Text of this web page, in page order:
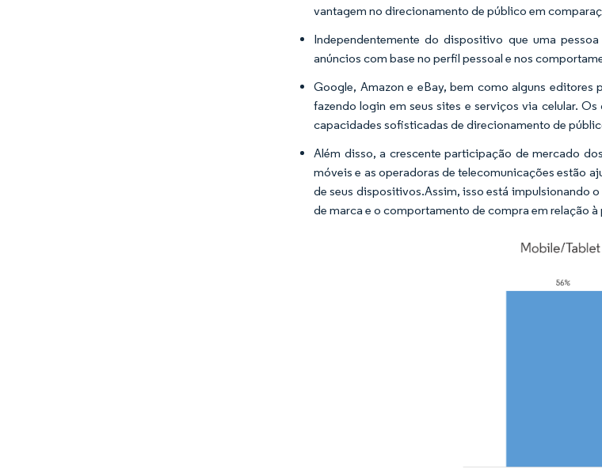
vantagem no direcionamento de público em
Independentemente do dispositivo que uma
anúncios com base no perfil pessoal e nos
Google, Amazon e eBay, bem como alguns
fazendo login em seus sites e serviços via celular.
capacidades sofisticadas de direcionamento de
Além disso, a crescente participação de mercado
móveis e as operadoras de telecomunicações estão
de seus dispositivos.Assim, isso está impulsionando
de marca e o comportamento de compra em relação